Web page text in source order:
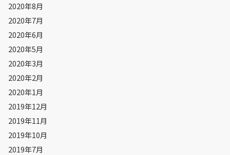
2020年8月
2020年7月
2020年6月
2020年5月
2020年3月
2020年2月
2020年1月
2019年12月
2019年11月
2019年10月
2019年7月